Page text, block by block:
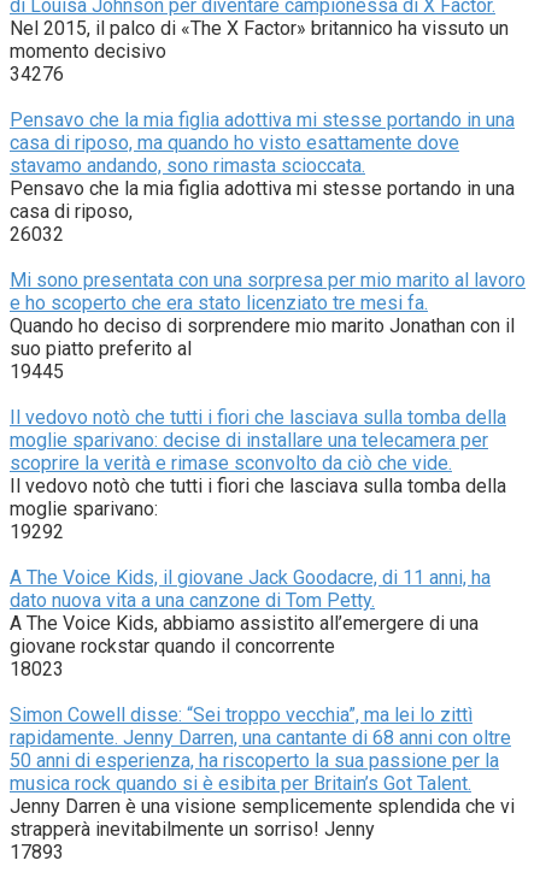
di Louisa Johnson per diventare campionessa di X Factor.
Nel 2015, il palco di «The X Factor» britannico ha vissuto un
momento decisivo
34276
Pensavo che la mia figlia adottiva mi stesse portando in una
casa di riposo, ma quando ho visto esattamente dove
stavamo andando, sono rimasta scioccata.
Pensavo che la mia figlia adottiva mi stesse portando in una
casa di riposo,
26032
Mi sono presentata con una sorpresa per mio marito al lavoro
e ho scoperto che era stato licenziato tre mesi fa.
Quando ho deciso di sorprendere mio marito Jonathan con il
suo piatto preferito al
19445
Il vedovo notò che tutti i fiori che lasciava sulla tomba della
moglie sparivano: decise di installare una telecamera per
scoprire la verità e rimase sconvolto da ciò che vide.
Il vedovo notò che tutti i fiori che lasciava sulla tomba della
moglie sparivano:
19292
A The Voice Kids, il giovane Jack Goodacre, di 11 anni, ha
dato nuova vita a una canzone di Tom Petty.
A The Voice Kids, abbiamo assistito all’emergere di una
giovane rockstar quando il concorrente
18023
Simon Cowell disse: “Sei troppo vecchia”, ma lei lo zittì
rapidamente. Jenny Darren, una cantante di 68 anni con oltre
50 anni di esperienza, ha riscoperto la sua passione per la
musica rock quando si è esibita per Britain’s Got Talent.
Jenny Darren è una visione semplicemente splendida che vi
strapperà inevitabilmente un sorriso! Jenny
17893